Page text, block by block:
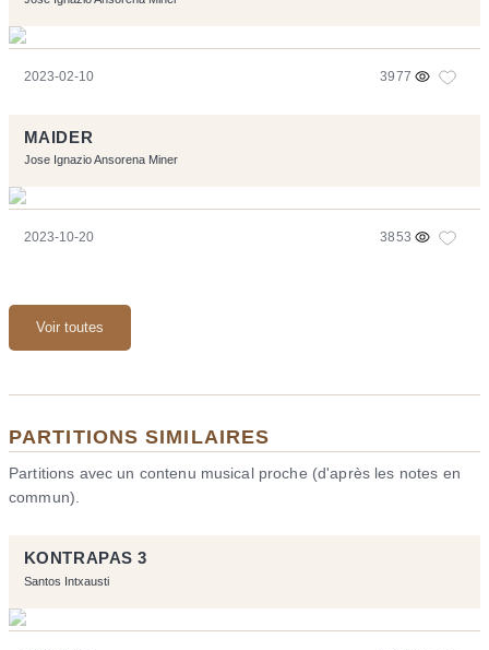
2023-02-10 3977
MAIDER
Jose Ignazio Ansorena Miner
2023-10-20 3853
Voir toutes
PARTITIONS SIMILAIRES
Partitions avec un contenu musical proche (d'après les notes en
commun).
KONTRAPAS 3
Santos Intxausti